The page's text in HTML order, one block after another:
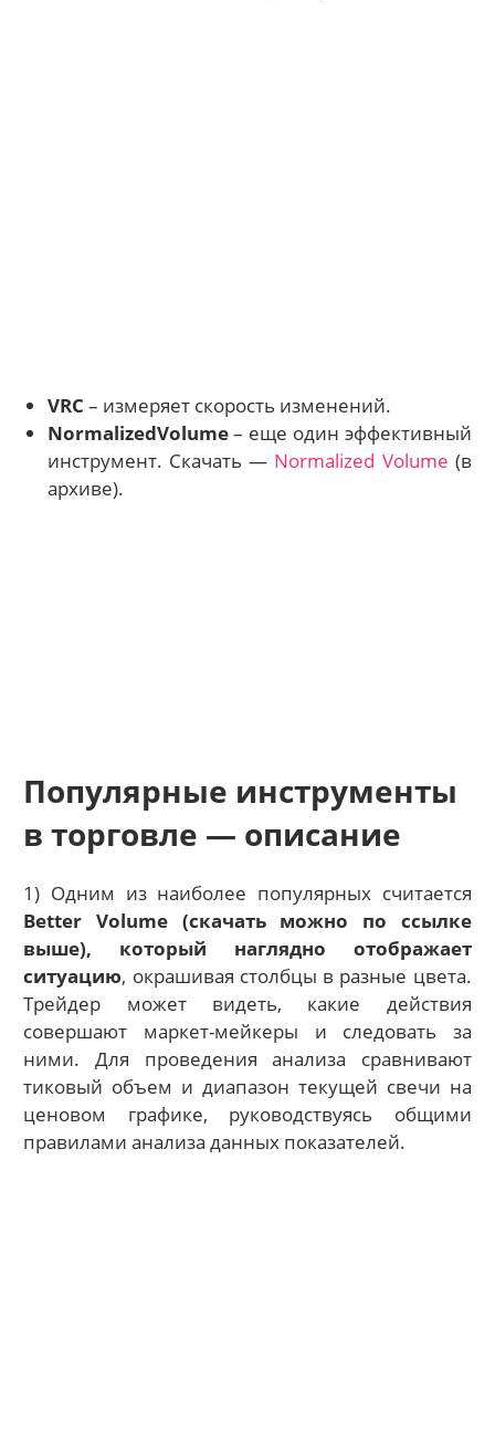
VRC – измеряет скорость изменений.
NormalizedVolume– еще один эффективный
инструмент. Скачать — Normalized Volume (в
архиве).
Популярные инструменты
в торговле — описание
1) Одним из наиболее популярных считается
Better Volume (скачать можно по ссылке
выше), который наглядно отображает
ситуацию, окрашивая столбцы в разные цвета.
Трейдер может видеть, какие действия
совершают маркет-мейкеры и следовать за
ними. Для проведения анализа сравнивают
тиковый объем и диапазон текущей свечи на
ценовом графике, руководствуясь общими
правилами анализа данных показателей.